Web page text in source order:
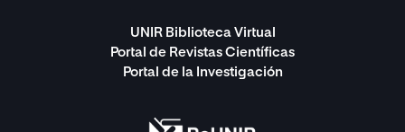
UNIR Biblioteca Virtual
Portal de Revistas Científicas
Portal de la Investigación